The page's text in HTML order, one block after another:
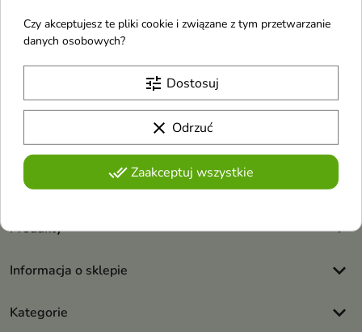
Otrzymuj informację o nowościach i
Możesz zrezygnować w każdej chwili. W tym celu należy odnaleźć
szczegóły w naszej informacji prawnej.
Akceptujęregulamin sklepuipolitykę prywatności.
Produkty keyboard_arrow_down
Informacja o sklepie keyboard_arrow_down
Kategorie keyboard_arrow_down
Czy akceptujesz te pliki cookie i związane z tym przetwarzanie
danych osobowych?
tune Dostosuj
clear Odrzuć
done_allZaakceptuj wszystkie